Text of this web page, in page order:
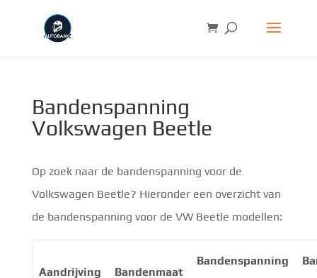
Bandenspanning
Volkswagen Beetle
Op zoek naar de bandenspanning voor de
Volkswagen Beetle? Hieronder een overzicht van
de bandenspanning voor de VW Beetle modellen:
Aandrijving Bandenmaat
Bandenspanning